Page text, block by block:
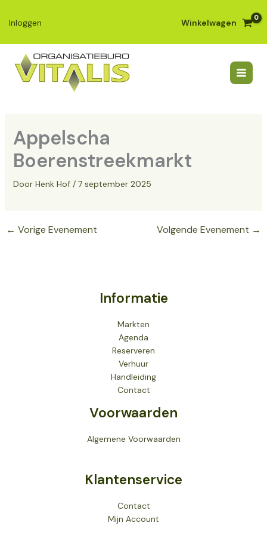
naar
inhoud
Inloggen Winkelwagen
Appelscha
Boerenstreekmarkt
Door Henk Hof / 7 september 2025
← Vorige Evenement Volgende Evenement →
Informatie
Markten
Agenda
Reserveren
Verhuur
Handleiding
Contact
Voorwaarden
Algemene Voorwaarden
Klantenservice
Contact
Mijn Account